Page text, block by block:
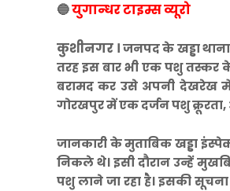
🔵युगान्धर टाइम्स व्यूरो
कुशीनगर ।जनपद के खड्डा
तरह इस बार भी एक पशु तस्कर
बरामद कर उसे अपनी देखरेख में
गोरखपुर में एक दर्जन पशु क्रूरता,
जानकारी के मुताबिक खड्डा
निकले थे। इसी दौरान उन्हें
पशु लाने जा रहा है। इसकी